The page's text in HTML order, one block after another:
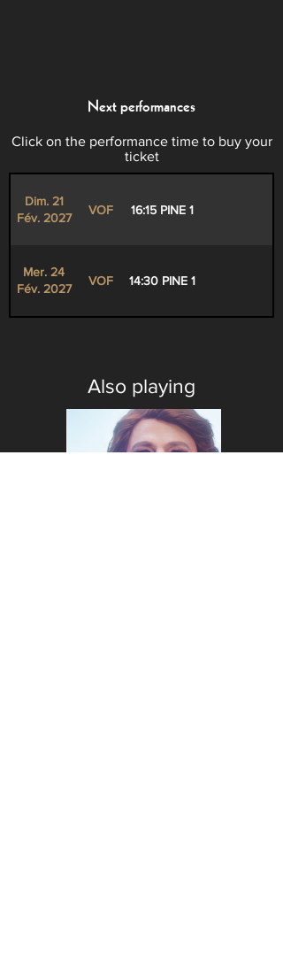
Next performances
Click on the performance time to buy your
ticket
Dim. 21
Fév. 2027
VOF 16:15 PINE 1
Mer. 24
Fév. 2027
VOF 14:30 PINE 1
Also playing